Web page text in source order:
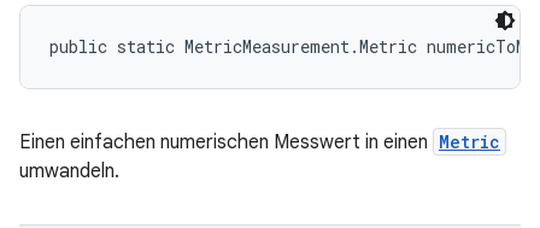
public static MetricMeasurement.Metric
Einen einfachen numerischen Messwert in einen Metric
umwandeln.